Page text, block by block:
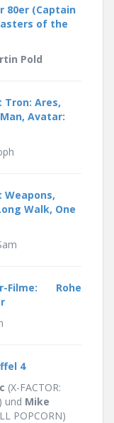
80er (Captain
of the
Pold
Tron: Ares,
Avatar:
Weapons,
Walk, One
Filme: Rohe
4
(X-FACTOR:
und Mike
POPCORN)